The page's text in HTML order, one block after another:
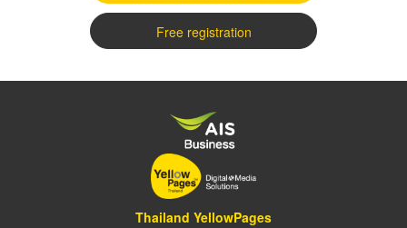
Free registration
Thailand YellowPages